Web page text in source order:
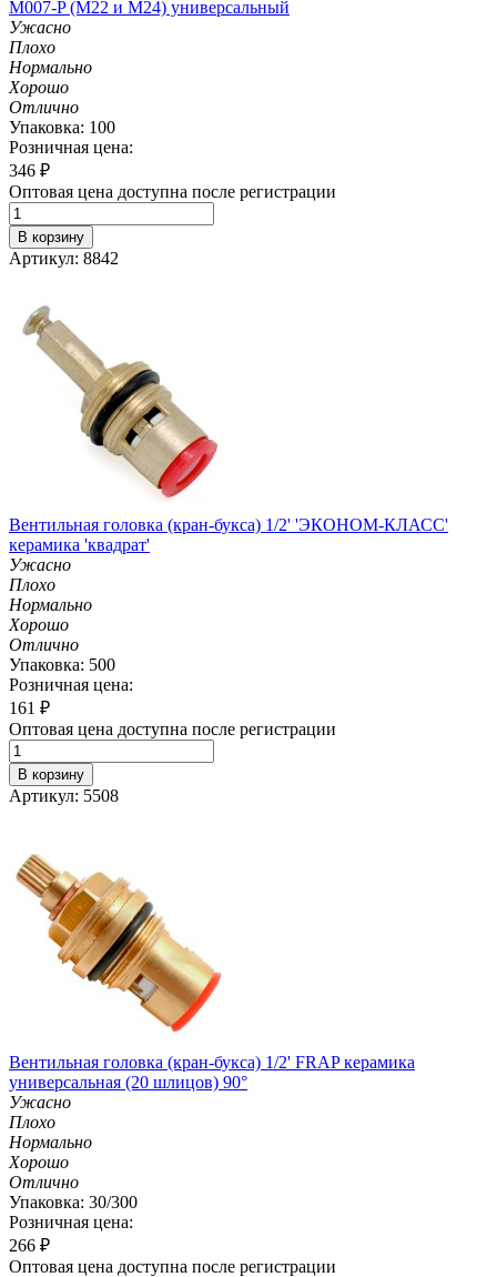
M007-P (М22 и M24) универсальный
Ужасно
Плохо
Нормально
Хорошо
Отлично
Упаковка: 100
Розничная цена:
346 ₽
Оптовая цена доступна после регистрации
В корзину
Артикул: 8842
Вентильная головка (кран-букса) 1/2' 'ЭКОНОМ-КЛАСС'
керамика 'квадрат'
Ужасно
Плохо
Нормально
Хорошо
Отлично
Упаковка: 500
Розничная цена:
161 ₽
Оптовая цена доступна после регистрации
В корзину
Артикул: 5508
Вентильная головка (кран-букса) 1/2' FRAP керамика
универсальная (20 шлицов) 90°
Ужасно
Плохо
Нормально
Хорошо
Отлично
Упаковка: 30/300
Розничная цена:
266 ₽
Оптовая цена доступна после регистрации